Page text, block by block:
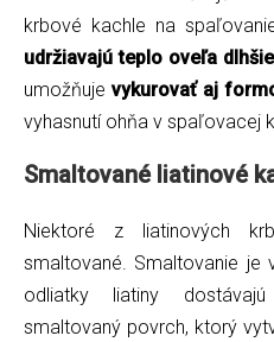
krbové kachle na
udržiavajú teplo oveľa dlhšie
umožňuje vykurovať aj
vyhasnutí ohňa v spaľovacej
Smaltované liatinové
Niektoré z liatinových
smaltované. Smaltovanie
odliatky liatiny
smaltovaný povrch, ktorý